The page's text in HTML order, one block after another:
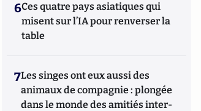
6Ces quatre pays asiatiques qui
misent sur l’IA pour renverser la
table
7Les singes ont eux aussi des
animaux de compagnie : plongée
dans le monde des amitiés inter-